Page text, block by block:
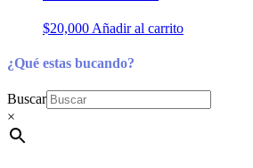
$20,000 Añadir al carrito
¿Qué estas bucando?
Buscar
×